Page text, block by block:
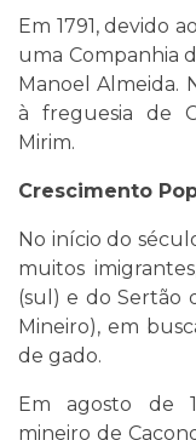
Em 1791, devido
uma Companhia
Manoel Almeida.
à freguesia de
Mirim.
Crescimento
No início do
muitos
(sul) e do Sertão
Mineiro), em
de gado.
Em agosto de
mineiro de